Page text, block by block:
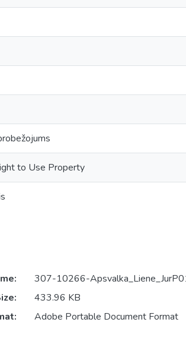
to Use Property
307-10266-
433.96 KB
Adobe Portable Document Format